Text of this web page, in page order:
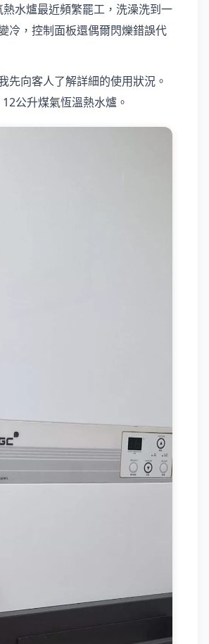
水爐最近頻繁罷工，洗澡洗到一
冷，控制面板還偶爾閃爍錯誤代
先向客人了解詳細的使用狀況。
公升煤氣恆溫熱水爐。